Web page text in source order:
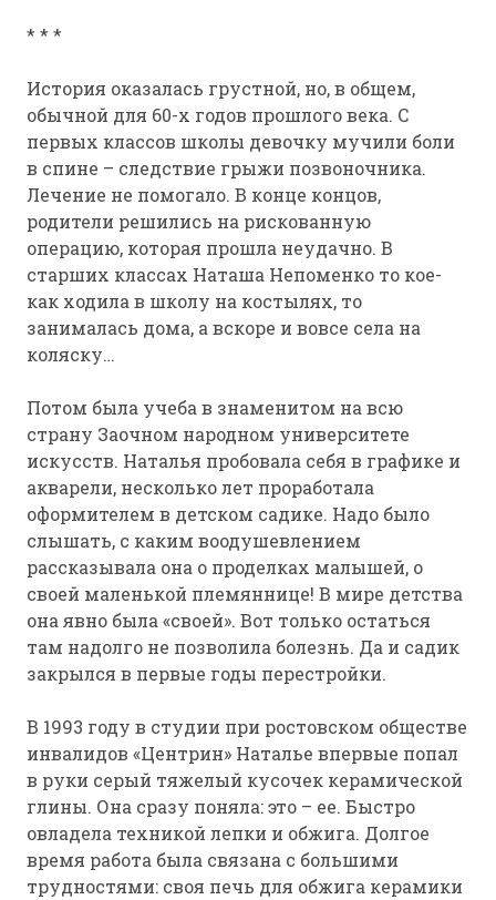
* * *
История оказалась грустной, но, в общем,
обычной для 60-х годов прошлого века. С
первых классов школы девочку мучили боли
в спине – следствие грыжи позвоночника.
Лечение не помогало. В конце концов,
родители решились на рискованную
операцию, которая прошла неудачно. В
старших классах Наташа Непоменко то кое-
как ходила в школу на костылях, то
занималась дома, а вскоре и вовсе села на
коляску…
Потом была учеба в знаменитом на всю
страну Заочном народном университете
искусств. Наталья пробовала себя в графике и
акварели, несколько лет проработала
оформителем в детском садике. Надо было
слышать, с каким воодушевлением
рассказывала она о проделках малышей, о
своей маленькой племяннице! В мире детства
она явно была «своей». Вот только остаться
там надолго не позволила болезнь. Да и садик
закрылся в первые годы перестройки.
В 1993 году в студии при ростовском обществе
инвалидов «Центрин» Наталье впервые попал
в руки серый тяжелый кусочек керамической
глины. Она сразу поняла: это – ее. Быстро
овладела техникой лепки и обжига. Долгое
время работа была связана с большими
трудностями: своя печь для обжига керамики